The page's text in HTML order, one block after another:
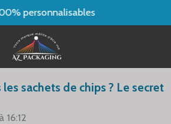
personnalisables
sachets de chips ? Le secret
16:12